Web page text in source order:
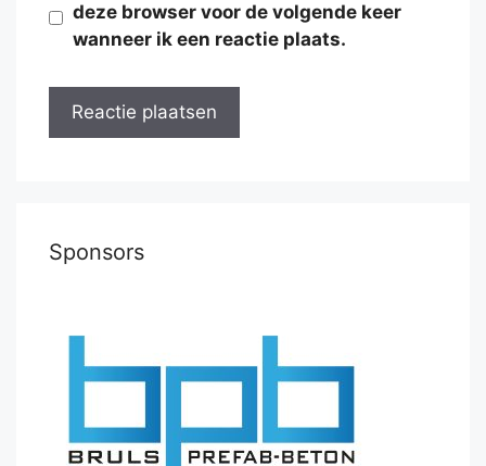
deze browser voor de volgende keer
wanneer ik een reactie plaats.
Sponsors